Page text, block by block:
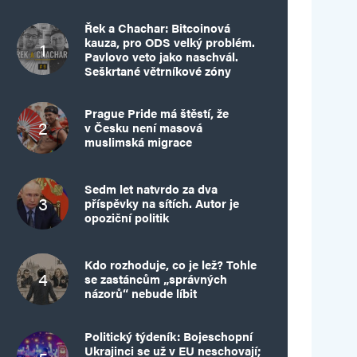
Řek a Chachar: Bitcoinová
kauza, pro ODS velký problém.
Pavlovo veto jako naschvál.
Seškrtané větrníkové zóny
Prague Pride má štěstí, že
v Česku není masová
muslimská migrace
Sedm let natvrdo za dva
příspěvky na sítích. Autor je
opoziční politik
Kdo rozhoduje, co je lež? Tohle
se zastáncům „správných
názorů“ nebude líbit
Politický týdeník: Bojeschopní
Ukrajinci se už v EU neschovají;